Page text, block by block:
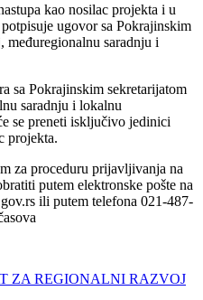
kao nosilac projekta i u
ugovor sa Pokrajinskim
međuregionalnu saradnju i
sa Pokrajinskim sekretarijatom
saradnju i lokalnu
se preneti isključivo jedinici
projekta.
za proceduru prijavljivanja na
putem elektronske pošte na
ili putem telefona 021-487-
ZA REGIONALNI RAZVOJ